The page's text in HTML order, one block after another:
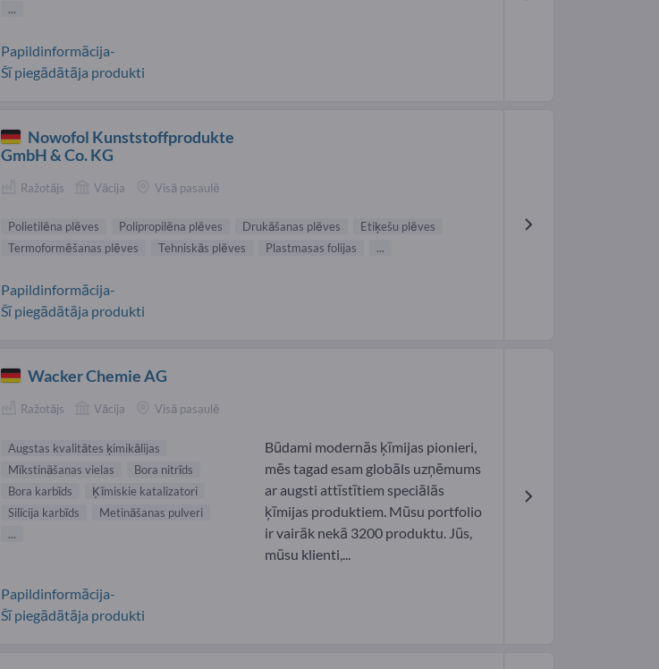
...
Papildinformācija-
Šī piegādātāja produkti
Nowofol Kunststoffprodukte
GmbH & Co. KG
Ražotājs Vācija Visā pasaulē
Polietilēna plēves Polipropilēna plēves Drukāšanas plēves
Etiķešu plēves
Termoformēšanas plēves
Tehniskās plēves Plastmasas folijas ...
Papildinformācija-
Šī piegādātāja produkti
Wacker Chemie AG
Ražotājs Vācija Visā pasaulē
Augstas kvalitātes ķimikālijas
Mīkstināšanas vielas
Bora nitrīds
Bora karbīds
Ķīmiskie katalizatori
Silīcija karbīds
Metināšanas pulveri
...
Būdami modernās ķīmijas pionieri,
mēs tagad esam globāls uzņēmums
ar augsti attīstītiem speciālās
ķīmijas produktiem. Mūsu portfolio
ir vairāk nekā 3200 produktu. Jūs,
mūsu klienti,...
Papildinformācija-
Šī piegādātāja produkti